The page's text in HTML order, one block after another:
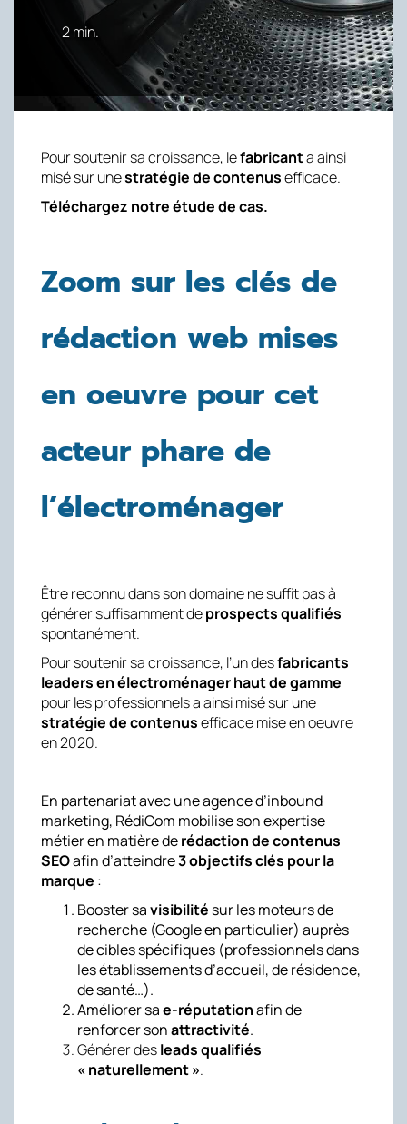
2 min.
Pour soutenir sa croissance, lefabricanta ainsi
misé sur unestratégie de contenusefficace.
Téléchargez notre étude de cas.
Zoom sur les clés de
rédaction web mises
en oeuvre pour cet
acteur phare de
l’électroménager
Être reconnu dans son domaine ne suffit pas à
générer suffisamment deprospects qualifiés
spontanément.
Pour soutenir sa croissance, l’un desfabricants
leaders en électroménager haut de gamme
pour les professionnels a ainsi misé sur une
stratégie de contenusefficace mise en oeuvre
en 2020.
En partenariat avec une agence d’inbound
marketing, RédiCom mobilise son expertise
métier en matière derédaction de contenus
SEOafin d’atteindre3 objectifs clés pour la
marque :
Booster savisibilité sur les moteurs de
recherche (Google en particulier) auprès
de cibles spécifiques (professionnels dans
les établissements d’accueil, de résidence,
de santé…).
Améliorer sae-réputationafin de
renforcer sonattractivité.
Générer desleads qualifiés
« naturellement ».